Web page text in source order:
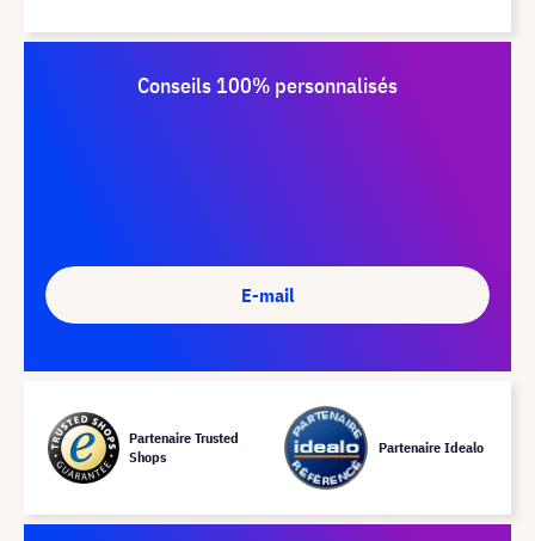
Conseils 100% personnalisés
E-mail
Partenaire Trusted
Shops
Partenaire Idealo